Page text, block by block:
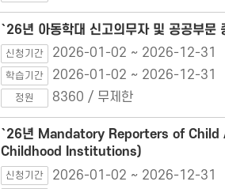
`26년 아동학대 신고의무자 및 공공부문
신청기간 2026-01-02 ~ 2026-12-31
학습기간 2026-01-02 ~ 2026-12-31
정원 8360 / 무제한
`26년 Mandatory Reporters of
Childhood Institutions)
신청기간 2026-01-02 ~ 2026-12-31